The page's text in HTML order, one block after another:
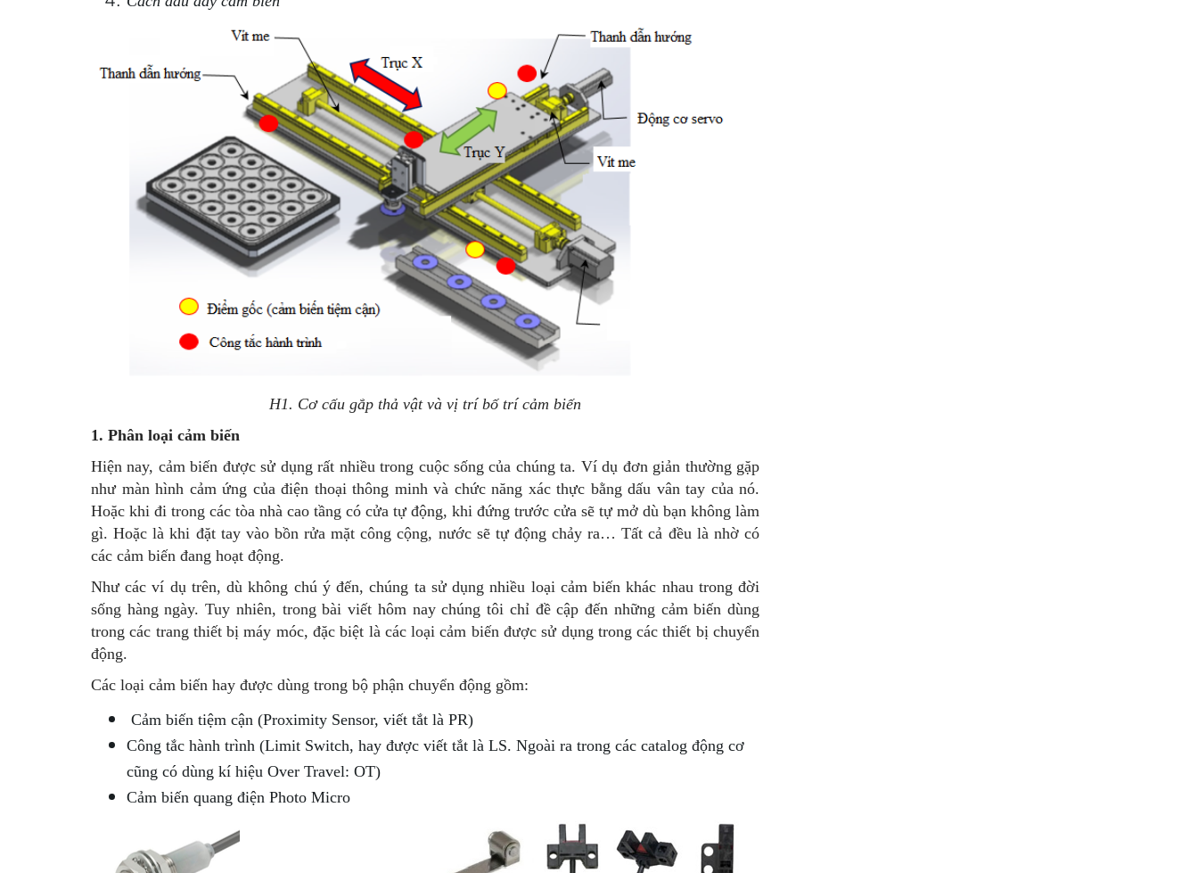
H1. Cơ cấu gắp thả vật và vị trí bố trí cảm biến
1. Phân loại cảm biến
Hiện nay, cảm biến được sử dụng rất nhiều trong cuộc sống của chúng ta. Ví dụ đơn giản thường gặp
như màn hình cảm ứng của điện thoại thông minh và chức năng xác thực bằng dấu vân tay của nó.
Hoặc khi đi trong các tòa nhà cao tầng có cửa tự động, khi đứng trước cửa sẽ tự mở dù bạn không làm
gì. Hoặc là khi đặt tay vào bồn rửa mặt công cộng, nước sẽ tự động chảy ra… Tất cả đều là nhờ có
các cảm biến đang hoạt động.
Như các ví dụ trên, dù không chú ý đến, chúng ta sử dụng nhiều loại cảm biến khác nhau trong đời
sống hàng ngày. Tuy nhiên, trong bài viết hôm nay chúng tôi chỉ đề cập đến những cảm biến dùng
trong các trang thiết bị máy móc, đặc biệt là các loại cảm biến được sử dụng trong các thiết bị chuyển
động.
Các loại cảm biến hay được dùng trong bộ phận chuyển động gồm:
Cảm biến tiệm cận (Proximity Sensor, viết tắt là PR)
Công tắc hành trình (Limit Switch, hay được viết tắt là LS. Ngoài ra trong các catalog động cơ
cũng có dùng kí hiệu Over Travel: OT)
Cảm biến quang điện Photo Micro